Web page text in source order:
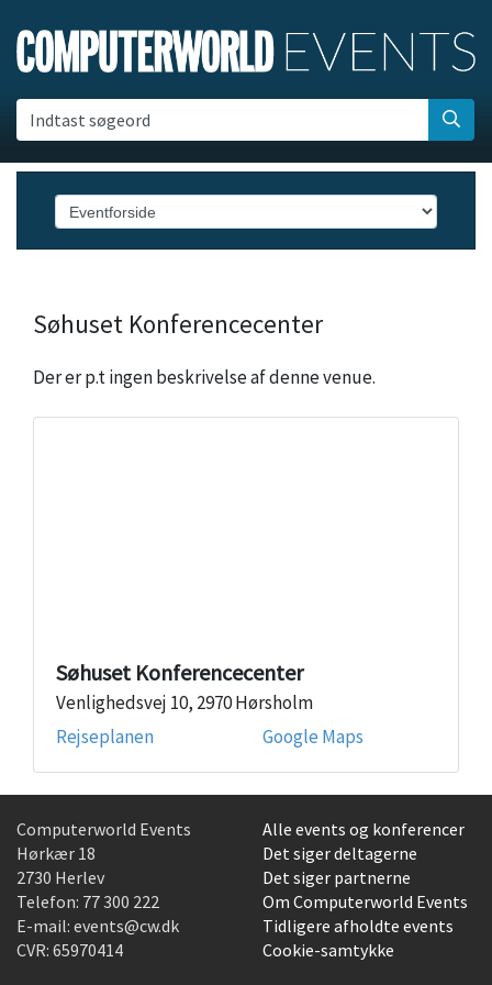
Indtast søgeord
Søhuset Konferencecenter
Der er p.t ingen beskrivelse af denne venue.
Søhuset Konferencecenter
Venlighedsvej 10, 2970 Hørsholm
Rejseplanen
Google Maps
Computerworld Events
Hørkær 18
2730 Herlev
Telefon: 77 300 222
E-mail: events@cw.dk
CVR: 65970414
Alle events og konferencer
Det siger deltagerne
Det siger partnerne
Om Computerworld Events
Tidligere afholdte events
Cookie-samtykke